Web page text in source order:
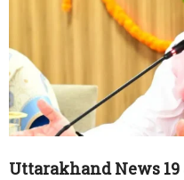
Uttarakhand News 19